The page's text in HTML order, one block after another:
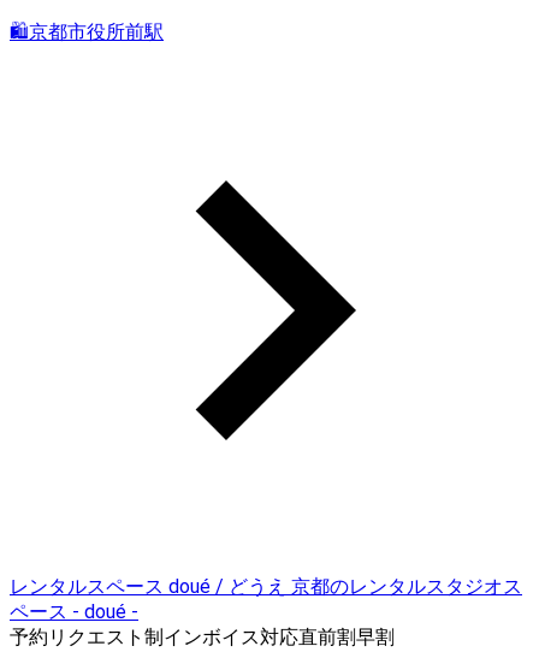
🛍️京都市役所前駅
レンタルスペース doué / どうえ 京都のレンタルスタジオス
ペース - doué -
予約リクエスト制インボイス対応直前割早割